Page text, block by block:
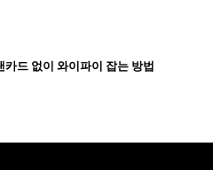
카드 없이 와이파이 잡는 방법